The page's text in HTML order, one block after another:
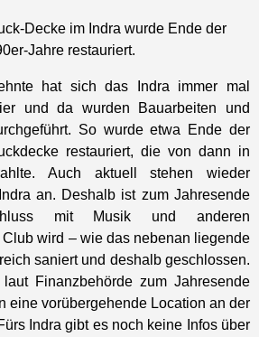
Decke im Indra wurde Ende der
Jahre restauriert.
hat sich das Indra immer mal
und da wurden Bauarbeiten und
So wurde etwa Ende der
restauriert, die von dann in
Auch aktuell stehen wieder
an. Deshalb ist zum Jahresende
mit Musik und anderen
wird – wie das nebenan liegende
saniert und deshalb geschlossen.
Finanzbehörde zum Jahresende
eine vorübergehende Location an der
Indra gibt es noch keine Infos über